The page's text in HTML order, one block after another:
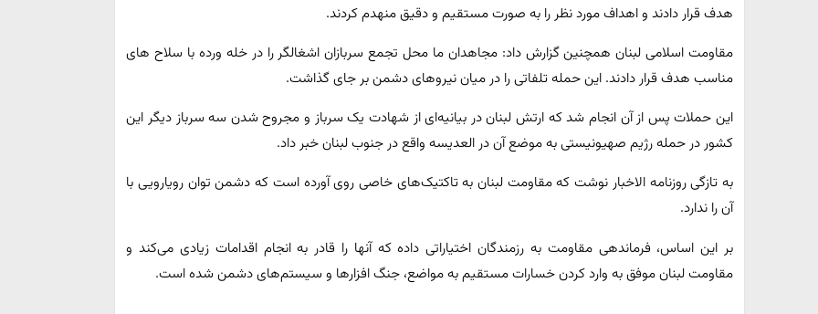
هدف قرار دادند و اهداف مورد نظر را به صورت مستقیم و دقیق منهدم کردند.
مقاومت اسلامی لبنان همچنین گزارش داد: مجاهدان ما محل تجمع سربازان اشغالگر را در خله ورده با سلاح های
مناسب هدف قرار دادند. این حمله تلفاتی را در میان نیروهای دشمن بر جای گذاشت.
این حملات پس از آن انجام شد که ارتش لبنان در بیانیه‌ای از شهادت یک سرباز و مجروح شدن سه سرباز دیگر این
کشور در حمله رژیم صهیونیستی به موضع آن در العدیسه واقع در جنوب لبنان خبر داد.
به تازگی روزنامه الاخبار نوشت که مقاومت لبنان به تاکتیک‌های خاصی روی آورده است که دشمن توان رویارویی با
آن را ندارد.
بر این اساس، فرماندهی مقاومت به رزمندگان اختیاراتی داده که آنها را قادر به انجام اقدامات زیادی می‌کند و
مقاومت لبنان موفق به وارد کردن خسارات مستقیم به مواضع، جنگ افزارها و سیستم‌های دشمن شده است.